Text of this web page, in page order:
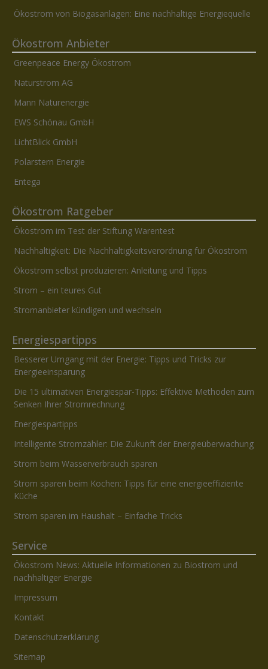
Ökostrom von Biogasanlagen: Eine nachhaltige Energiequelle
Ökostrom Anbieter
Greenpeace Energy Ökostrom
Naturstrom AG
Mann Naturenergie
EWS Schönau GmbH
LichtBlick GmbH
Polarstern Energie
Entega
Ökostrom Ratgeber
Ökostrom im Test der Stiftung Warentest
Nachhaltigkeit: Die Nachhaltigkeitsverordnung für Ökostrom
Ökostrom selbst produzieren: Anleitung und Tipps
Strom – ein teures Gut
Stromanbieter kündigen und wechseln
Energiespartipps
Besserer Umgang mit der Energie: Tipps und Tricks zur
Energieeinsparung
Die 15 ultimativen Energiespar-Tipps: Effektive Methoden zum
Senken Ihrer Stromrechnung
Energiespartipps
Intelligente Stromzähler: Die Zukunft der Energieüberwachung
Strom beim Wasserverbrauch sparen
Strom sparen beim Kochen: Tipps für eine energieeffiziente
Küche
Strom sparen im Haushalt – Einfache Tricks
Service
Ökostrom News: Aktuelle Informationen zu Biostrom und
nachhaltiger Energie
Impressum
Kontakt
Datenschutzerklärung
Sitemap